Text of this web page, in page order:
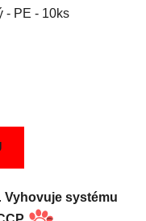
- PE - 10ks
Vyhovuje systému